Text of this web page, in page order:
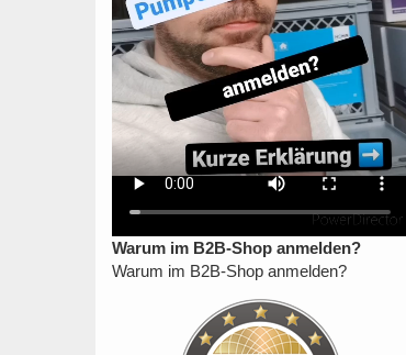
Warum im B2B-Shop anmelden?
Warum im B2B-Shop anmelden?